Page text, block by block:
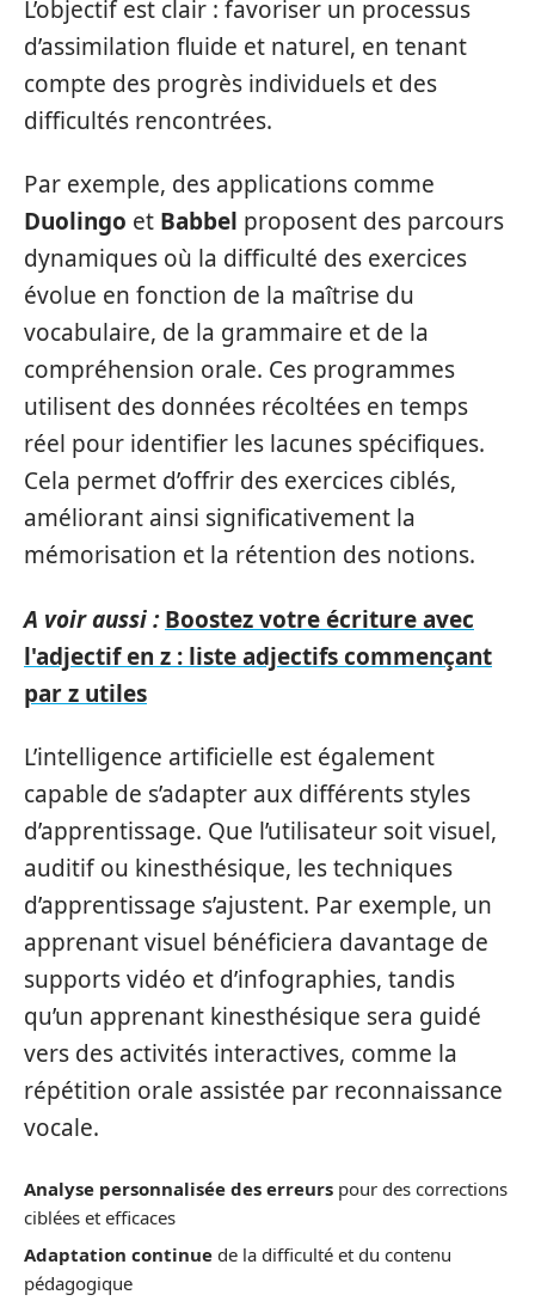
L’objectif est clair : favoriser un processus
d’assimilation fluide et naturel, en tenant
compte des progrès individuels et des
difficultés rencontrées.
Par exemple, des applications comme
Duolingo et Babbel proposent des parcours
dynamiques où la difficulté des exercices
évolue en fonction de la maîtrise du
vocabulaire, de la grammaire et de la
compréhension orale. Ces programmes
utilisent des données récoltées en temps
réel pour identifier les lacunes spécifiques.
Cela permet d’offrir des exercices ciblés,
améliorant ainsi significativement la
mémorisation et la rétention des notions.
A voir aussi : Boostez votre écriture avec
l'adjectif en z : liste adjectifs commençant
par z utiles
L’intelligence artificielle est également
capable de s’adapter aux différents styles
d’apprentissage. Que l’utilisateur soit visuel,
auditif ou kinesthésique, les techniques
d’apprentissage s’ajustent. Par exemple, un
apprenant visuel bénéficiera davantage de
supports vidéo et d’infographies, tandis
qu’un apprenant kinesthésique sera guidé
vers des activités interactives, comme la
répétition orale assistée par reconnaissance
vocale.
Analyse personnalisée des erreurs pour des corrections
ciblées et efficaces
Adaptation continue de la difficulté et du contenu
pédagogique